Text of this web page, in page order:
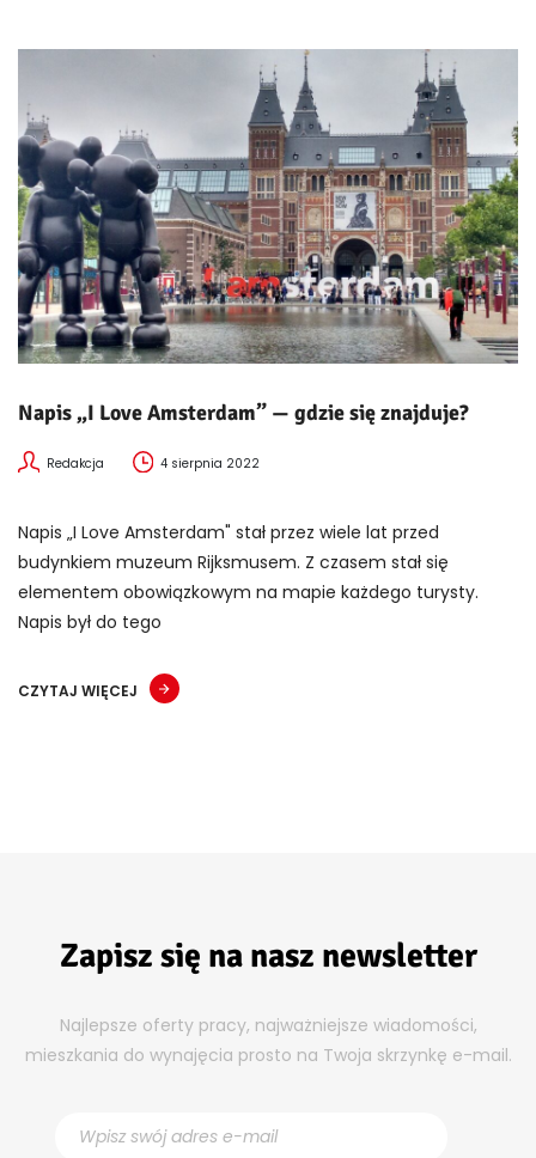
Napis „I Love Amsterdam” — gdzie się znajduje?
Redakcja 4 sierpnia 2022
Napis „I Love Amsterdam" stał przez wiele lat przed
budynkiem muzeum Rijksmusem. Z czasem stał się
elementem obowiązkowym na mapie każdego turysty.
Napis był do tego
CZYTAJ WIĘCEJ
Zapisz się na nasz newsletter
Najlepsze oferty pracy, najważniejsze wiadomości,
mieszkania do wynajęcia prosto na Twoja skrzynkę e-mail.